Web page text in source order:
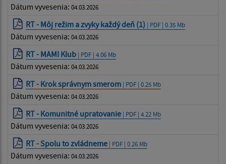
Dátum vyvesenia: 04.03.2026
RT - Môj režim a zvyky každý deň (1) | PDF | 0.35 Mb
Dátum vyvesenia: 04.03.2026
RT - MAMI Klub | PDF | 4.06 Mb
Dátum vyvesenia: 04.03.2026
RT - Krok správnym smerom | PDF | 0.25 Mb
Dátum vyvesenia: 04.03.2026
RT - Komunitné upratovanie | PDF | 4.22 Mb
Dátum vyvesenia: 04.03.2026
RT - Spolu to zvládneme | PDF | 0.26 Mb
Dátum vyvesenia: 04.03.2026